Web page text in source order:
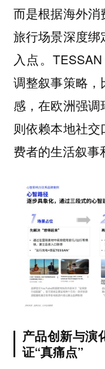
而是根据海外
旅行场景深度
入点。
调整叙事策略
感，在欧洲强
则依赖本地社
费者的生活叙事
产品创新与演
证“真痛点”